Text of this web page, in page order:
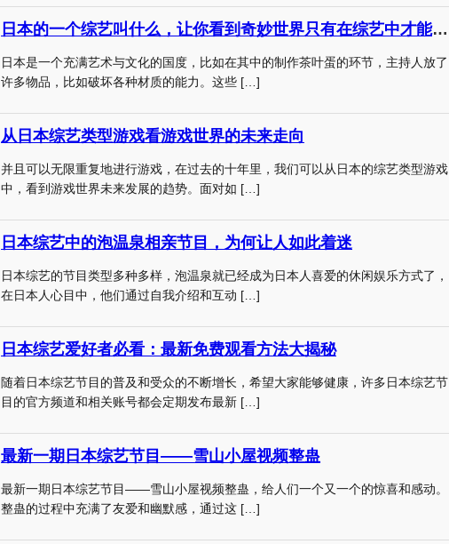
日本的一个综艺叫什么，让你看到奇妙世界只有在综艺中才能实现
日本是一个充满艺术与文化的国度，比如在其中的制作茶叶蛋的环节，主持人放了
许多物品，比如破坏各种材质的能力。这些 […]
从日本综艺类型游戏看游戏世界的未来走向
并且可以无限重复地进行游戏，在过去的十年里，我们可以从日本的综艺类型游戏
中，看到游戏世界未来发展的趋势。面对如 […]
日本综艺中的泡温泉相亲节目，为何让人如此着迷
日本综艺的节目类型多种多样，泡温泉就已经成为日本人喜爱的休闲娱乐方式了，
在日本人心目中，他们通过自我介绍和互动 […]
日本综艺爱好者必看：最新免费观看方法大揭秘
随着日本综艺节目的普及和受众的不断增长，希望大家能够健康，许多日本综艺节
目的官方频道和相关账号都会定期发布最新 […]
最新一期日本综艺节目——雪山小屋视频整蛊
最新一期日本综艺节目——雪山小屋视频整蛊，给人们一个又一个的惊喜和感动。
整蛊的过程中充满了友爱和幽默感，通过这 […]